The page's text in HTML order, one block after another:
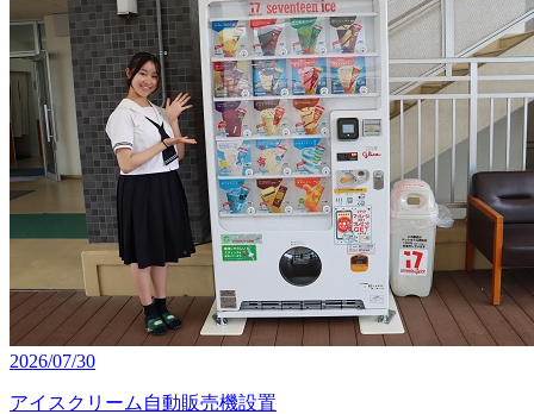
2026/07/30
アイスクリーム自動販売機設置